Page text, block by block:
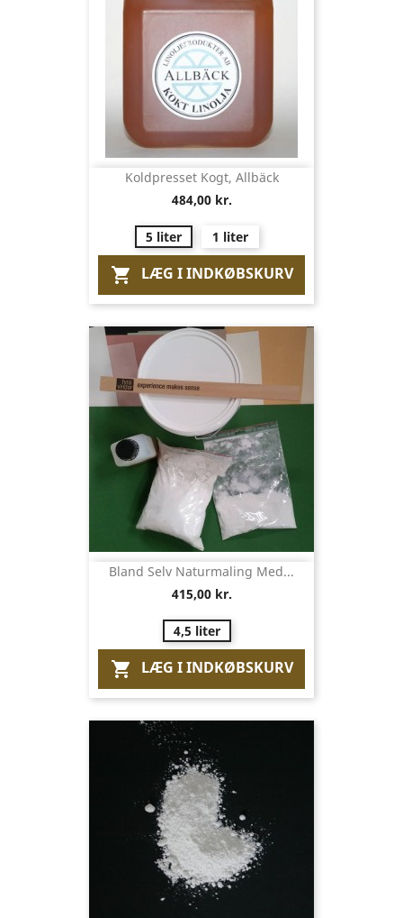
Koldpresset Kogt, Allbäck
484,00 kr.
5 liter 1 liter
 LÆG I INDKØBSKURV
Bland Selv Naturmaling Med...
415,00 kr.
4,5 liter
 LÆG I INDKØBSKURV